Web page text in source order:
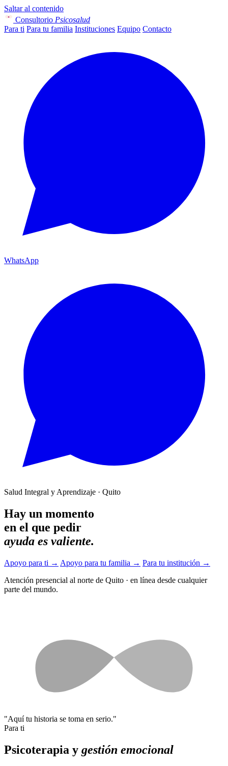
Saltar al contenido
Consultorio Psicosalud
Para ti Para tu familia Instituciones Equipo Contacto
WhatsApp
Salud Integral y Aprendizaje · Quito
Hay un momento
en el que pedir
ayuda es valiente.
Apoyo para ti → Apoyo para tu familia → Para tu institución →
Atención presencial al norte de Quito · en línea desde cualquier
parte del mundo.
"Aquí tu historia se toma en serio."
Para ti
Psicoterapia y gestión emocional